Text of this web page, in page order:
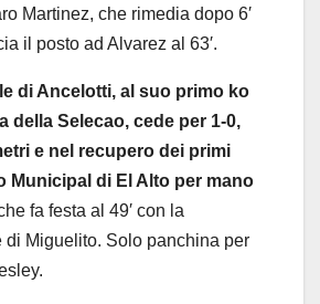
Martinez, che rimedia dopo 6′
il posto ad Alvarez al 63′.
di Ancelotti, al suo primo ko
della Selecao, cede per 1-0,
e nel recupero dei primi
Municipal di El Alto per mano
fa festa al 49′ con la
di Miguelito. Solo panchina per